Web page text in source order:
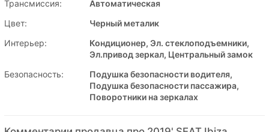
Трансмиссия:
Автоматическая
Цвет:
Черный металик
Интерьер:
Кондиционер, Эл. стеклоподъемники,
Эл.привод зеркал, Центральный замок
Безопасность:
Подушка безопасности водителя,
Подушка безопасности пассажира,
Поворотники на зеркалах